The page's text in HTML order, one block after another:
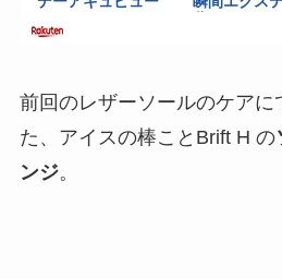
前回のレザーソールのケアに
た、アイスの棒ことBrift H の
ンジ。